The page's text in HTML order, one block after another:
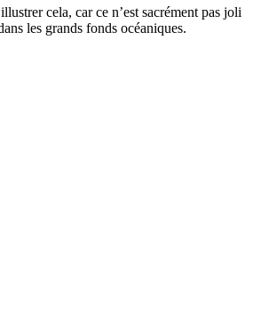
cela, car ce n’est sacrément pas joli
les grands fonds océaniques.